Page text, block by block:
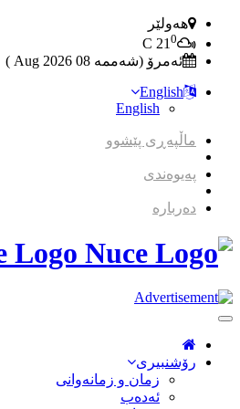
هەولێر
21 0
ئەمرۆ (شەممە 08 2026 Aug )
English
English
ماڵپەڕی پێشوو
پەیوەندی
دەربارە
Logo
Toggle
Navigation
رۆشنبیری
زمان و زمانه‌وانی
ئەدەب